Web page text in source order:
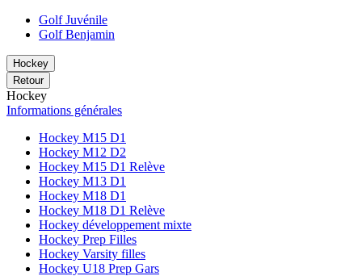
Golf Juvénile
Golf Benjamin
Hockey
Retour
Hockey
Informations générales
Hockey M15 D1
Hockey M12 D2
Hockey M15 D1 Relève
Hockey M13 D1
Hockey M18 D1
Hockey M18 D1 Relève
Hockey développement mixte
Hockey Prep Filles
Hockey Varsity filles
Hockey U18 Prep Gars